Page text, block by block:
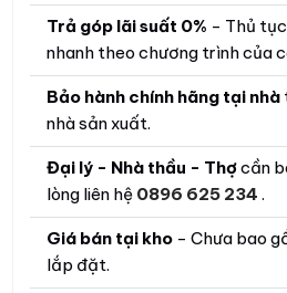
Trả góp lãi suất 0% - Thủ
nhanh theo chương trình của
Bảo hành chính hãng tại nhà
nhà sản xuất.
Đại lý - Nhà thầu - Thợcần
lòng liên hệ 0896 625 234.
Giá bán tại kho - Chưa bao
lắp đặt.